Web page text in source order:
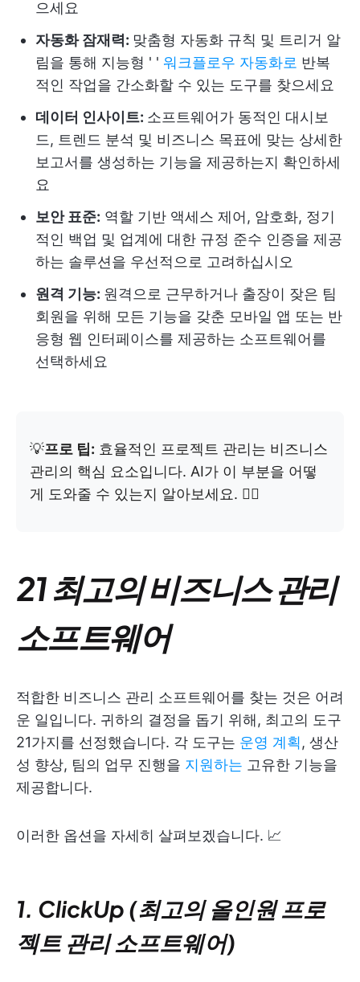
으세요
자동화 잠재력: 맞춤형 자동화 규칙 및 트리거 알
림을 통해 지능형 ' ' 워크플로우 자동화로 반복
적인 작업을 간소화할 수 있는 도구를 찾으세요
데이터 인사이트: 소프트웨어가 동적인 대시보
드, 트렌드 분석 및 비즈니스 목표에 맞는 상세한
보고서를 생성하는 기능을 제공하는지 확인하세
요
보안 표준: 역할 기반 액세스 제어, 암호화, 정기
적인 백업 및 업계에 대한 규정 준수 인증을 제공
하는 솔루션을 우선적으로 고려하십시오
원격 기능: 원격으로 근무하거나 출장이 잦은 팀
회원을 위해 모든 기능을 갖춘 모바일 앱 또는 반
응형 웹 인터페이스를 제공하는 소프트웨어를
선택하세요
💡프로 팁: 효율적인 프로젝트 관리는 비즈니스
관리의 핵심 요소입니다. AI가 이 부분을 어떻
게 도와줄 수 있는지 알아보세요. 👇🏼
21 최고의 비즈니스 관리
소프트웨어
적합한 비즈니스 관리 소프트웨어를 찾는 것은 어려
운 일입니다. 귀하의 결정을 돕기 위해, 최고의 도구
21가지를 선정했습니다. 각 도구는 운영 계획 , 생산
성 향상, 팀의 업무 진행을 지원하는 고유한 기능을
제공합니다.
이러한 옵션을 자세히 살펴보겠습니다. 📈
1. ClickUp (최고의 올인원 프로
젝트 관리 소프트웨어)